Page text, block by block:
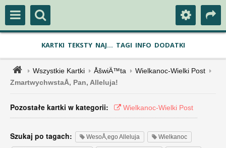
KARTKI TEKSTY NAJ... TAGI INFO DODATKI
Wszystkie Kartki ÅšwiÄ™ta
Wielkanoc-Wielki Post
ZmartwychwstaÅ‚ Pan, Alleluja!
Pozostałe kartki w kategorii: Wielkanoc-Wielki Post
Szukaj po tagach: WesoÅ‚ego Alleluja Wielkanoc